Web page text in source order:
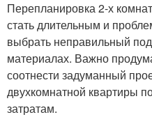
Перепланировка 2-х
стать длительным и
выбрать неправильный
материалах. Важно
соотнести задуманный
двухкомнатной квартиры
затратам.